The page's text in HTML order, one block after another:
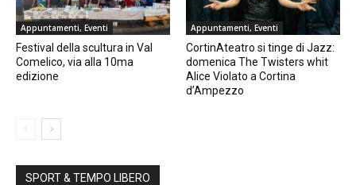
Appuntamenti, Eventi
Festival della scultura in Val
Comelico, via alla 10ma
edizione
Appuntamenti, Eventi
CortinAteatro si tinge di Jazz:
domenica The Twisters whit
Alice Violato a Cortina
d’Ampezzo
SPORT & TEMPO LIBERO